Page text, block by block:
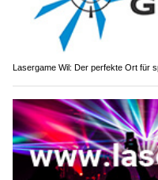
Lasergame Wil: Der perfekte Ort für